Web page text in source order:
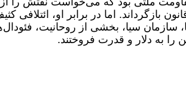
اما در برابر او، ائتلافی
سازمان سیا، بخشی از روحانیت،
را به دلار و قدرت فروختند.